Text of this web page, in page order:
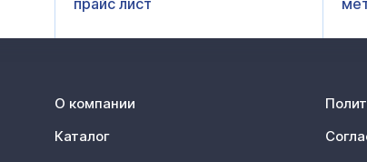
прайс лист
О компании
Каталог